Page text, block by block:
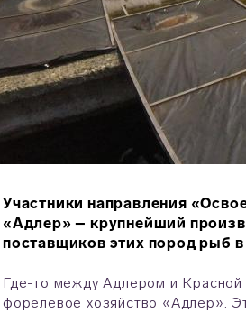
Участники направления
«Адлер» – крупнейший
поставщиков этих пород рыб
Где-то между Адлером и Красной
форелевое хозяйство «Адлер».